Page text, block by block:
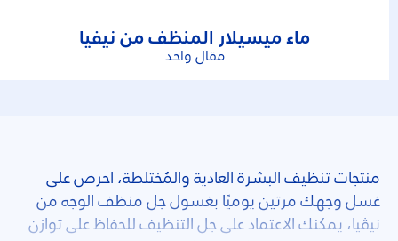
ماء ميسيلار المنظف من نيفيا
مقال واحد
منتجات تنظيف البشرة العادية والمُختلطة، احرص على
غسل وجهك مرتين يوميًا بغسول جل منظف الوجه من
نيڤيا، يمكنك الاعتماد على جل التنظيف للحفاظ على توازن